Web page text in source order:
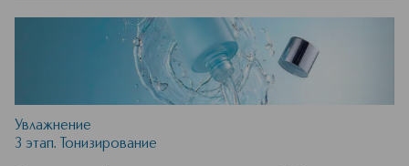
Увлажнение
3 этап. Тонизирование